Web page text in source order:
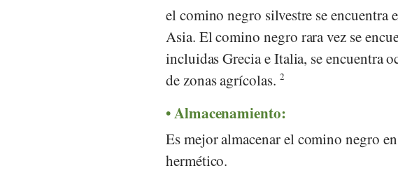
el comino negro silvestre se encuentra
Asia. El comino negro rara vez se
incluidas Grecia e Italia, se encuentra
de zonas agrícolas. 2
Almacenamiento:
Es mejor almacenar el comino negro
hermético.